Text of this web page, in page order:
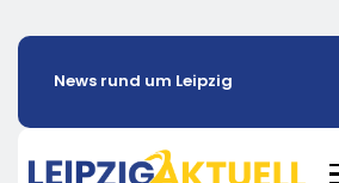
News rund um Leipzig